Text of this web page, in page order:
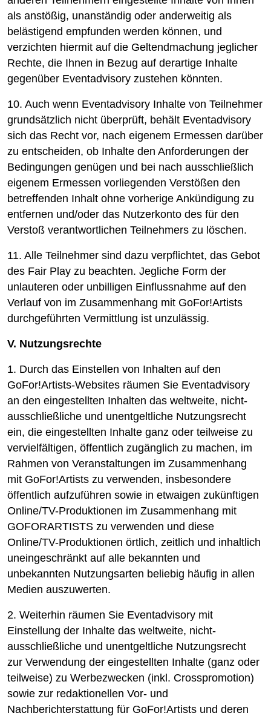
als anstößig, unanständig oder anderweitig als
belästigend empfunden werden können, und
verzichten hiermit auf die Geltendmachung jeglicher
Rechte, die Ihnen in Bezug auf derartige Inhalte
gegenüber Eventadvisory zustehen könnten.
10. Auch wenn Eventadvisory Inhalte von Teilnehmer
grundsätzlich nicht überprüft, behält Eventadvisory
sich das Recht vor, nach eigenem Ermessen darüber
zu entscheiden, ob Inhalte den Anforderungen der
Bedingungen genügen und bei nach ausschließlich
eigenem Ermessen vorliegenden Verstößen den
betreffenden Inhalt ohne vorherige Ankündigung zu
entfernen und/oder das Nutzerkonto des für den
Verstoß verantwortlichen Teilnehmers zu löschen.
11. Alle Teilnehmer sind dazu verpflichtet, das Gebot
des Fair Play zu beachten. Jegliche Form der
unlauteren oder unbilligen Einflussnahme auf den
Verlauf von im Zusammenhang mit GoFor!Artists
durchgeführten Vermittlung ist unzulässig.
V. Nutzungsrechte
1. Durch das Einstellen von Inhalten auf den
GoFor!Artists-Websites räumen Sie Eventadvisory
an den eingestellten Inhalten das weltweite, nicht-
ausschließliche und unentgeltliche Nutzungsrecht
ein, die eingestellten Inhalte ganz oder teilweise zu
vervielfältigen, öffentlich zugänglich zu machen, im
Rahmen von Veranstaltungen im Zusammenhang
mit GoFor!Artists zu verwenden, insbesondere
öffentlich aufzuführen sowie in etwaigen zukünftigen
Online/TV-Produktionen im Zusammenhang mit
GOFORARTISTS zu verwenden und diese
Online/TV-Produktionen örtlich, zeitlich und inhaltlich
uneingeschränkt auf alle bekannten und
unbekannten Nutzungsarten beliebig häufig in allen
Medien auszuwerten.
2. Weiterhin räumen Sie Eventadvisory mit
Einstellung der Inhalte das weltweite, nicht-
ausschließliche und unentgeltliche Nutzungsrecht
zur Verwendung der eingestellten Inhalte (ganz oder
teilweise) zu Werbezwecken (inkl. Crosspromotion)
sowie zur redaktionellen Vor- und
Nachberichterstattung für GoFor!Artists und deren